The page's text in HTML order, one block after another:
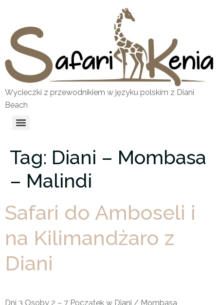
Wycieczki z przewodnikiem w języku polskim z Diani
Beach
Tag: Diani – Mombasa
– Malindi
Safari do Amboseli i
na Kilimandżaro z
Diani
Dni 3 Osoby 2 – 7 Początek w Diani / Mombasa